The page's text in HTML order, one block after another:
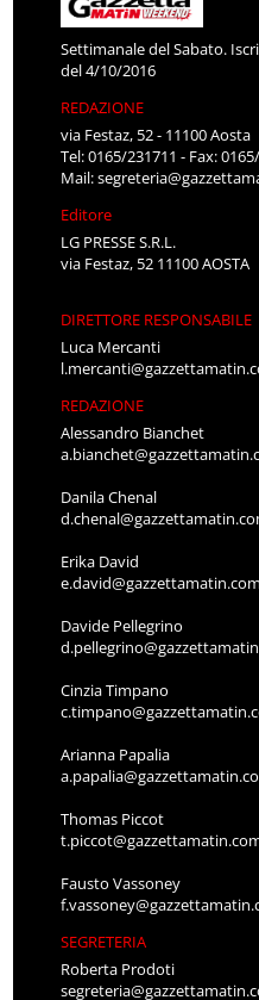
Settimanale del Sabato.
del 4/10/2016
REDAZIONE
via Festaz, 52 - 11100 Aosta
Tel: 0165/231711 - Fax:
Mail:
Editore
LG PRESSE S.R.L.
via Festaz, 52 11100 AOSTA
DIRETTORE RESPONSABILE
Luca Mercanti
REDAZIONE
Alessandro Bianchet
Danila Chenal
Erika David
e.david@gazzettamatin.com
Davide Pellegrino
Cinzia Timpano
Arianna Papalia
Thomas Piccot
Fausto Vassoney
SEGRETERIA
Roberta Prodoti